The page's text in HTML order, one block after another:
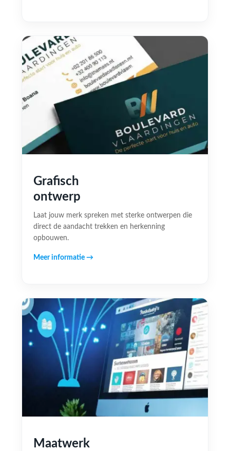
Grafisch
ontwerp
Laat jouw merk spreken met sterke ontwerpen die
direct de aandacht trekken en herkenning
opbouwen.
Meer informatie →
Maatwerk